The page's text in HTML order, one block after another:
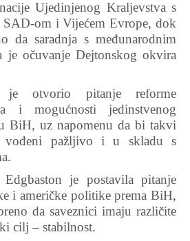
Ujedinjenog Kraljevstva s
om i Vijećem Evrope, dok
da saradnja s međunarodnim
je očuvanje Dejtonskog okvira
je otvorio pitanje reforme
i mogućnosti jedinstvenog
BiH, uz napomenu da bi takvi
vođeni pažljivo i u skladu s
je postavila pitanje
i američke politike prema BiH,
da saveznici imaju različite
cilj – stabilnost.